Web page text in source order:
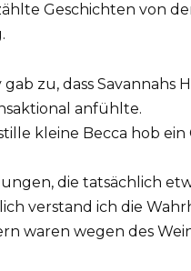
Geschichten von
zu, dass Savannahs
anfühlte.
kleine Becca hob ein
die tatsächlich
verstand ich die
waren wegen des